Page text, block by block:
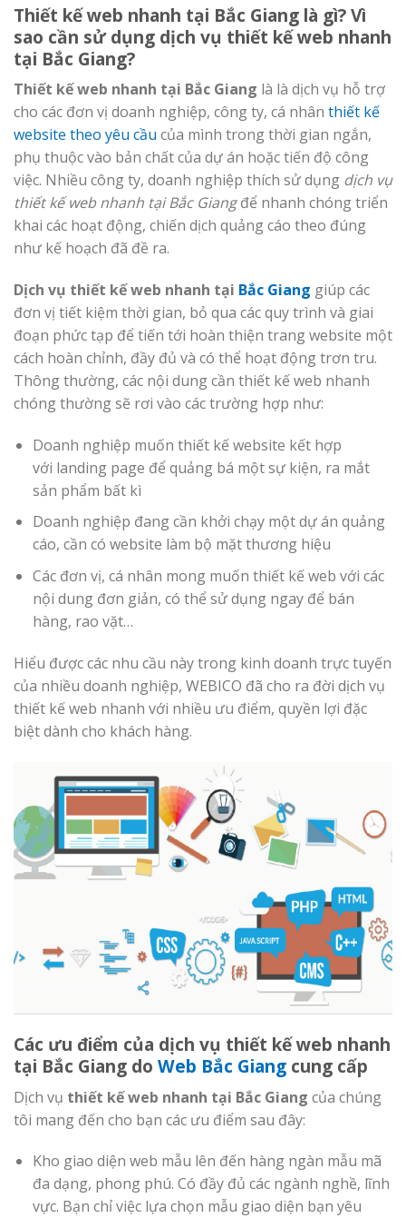
Thiết kế web nhanh tại Bắc Giang là gì? Vì
sao cần sử dụng dịch vụ thiết kế web nhanh
tại Bắc Giang?
Thiết kế web nhanh tại Bắc Giang là là dịch vụ hỗ trợ
cho các đơn vị doanh nghiệp, công ty, cá nhân thiết kế
website theo yêu cầu của mình trong thời gian ngắn,
phụ thuộc vào bản chất của dự án hoặc tiến độ công
việc. Nhiều công ty, doanh nghiệp thích sử dụng dịch vụ
thiết kế web nhanh tại Bắc Giangđể nhanh chóng triển
khai các hoạt động, chiến dịch quảng cáo theo đúng
như kế hoạch đã đề ra.
Dịch vụ thiết kế web nhanh tại Bắc Giang giúp các
đơn vị tiết kiệm thời gian, bỏ qua các quy trình và giai
đoạn phức tạp để tiến tới hoàn thiện trang website một
cách hoàn chỉnh, đầy đủ và có thể hoạt động trơn tru.
Thông thường, các nội dung cần thiết kế web nhanh
chóng thường sẽ rơi vào các trường hợp như:
Doanh nghiệp muốn thiết kế website kết hợp
với landing page để quảng bá một sự kiện, ra mắt
sản phẩm bất kì
Doanh nghiệp đang cần khởi chạy một dự án quảng
cáo, cần có website làm bộ mặt thương hiệu
Các đơn vị, cá nhân mong muốn thiết kế web với các
nội dung đơn giản, có thể sử dụng ngay để bán
hàng, rao vặt…
Hiểu được các nhu cầu này trong kinh doanh trực tuyến
của nhiều doanh nghiệp, WEBICO đã cho ra đời dịch vụ
thiết kế web nhanh với nhiều ưu điểm, quyền lợi đặc
biệt dành cho khách hàng.
Các ưu điểm của dịch vụ thiết kế web nhanh
tại Bắc Giang do Web Bắc Giang cung cấp
Dịch vụ thiết kế web nhanh tại Bắc Giang của chúng
tôi mang đến cho bạn các ưu điểm sau đây:
Kho giao diện web mẫu lên đến hàng ngàn mẫu mã
đa dạng, phong phú. Có đầy đủ các ngành nghề, lĩnh
vực. Bạn chỉ việc lựa chọn mẫu giao diện bạn yêu